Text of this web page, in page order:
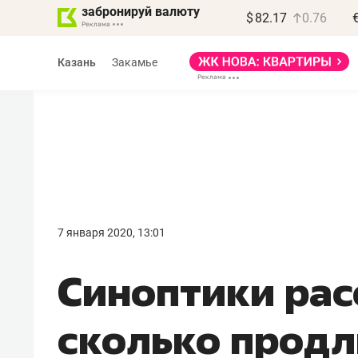
забронируй валюту $ 82.17 0.76
Казань Закамье
7 января 2020, 13:01
Синоптики
сколько
правил, бизнес может
потерять минимум